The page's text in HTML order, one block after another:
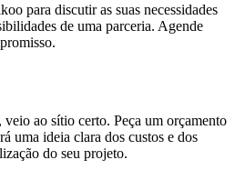
para discutir as suas necessidades
de uma parceria. Agende
veio ao sítio certo. Peça um orçamento
uma ideia clara dos custos e dos
do seu projeto.